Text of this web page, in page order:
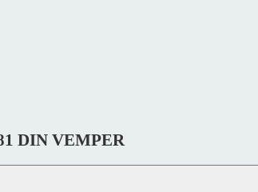
DIN VEMPER